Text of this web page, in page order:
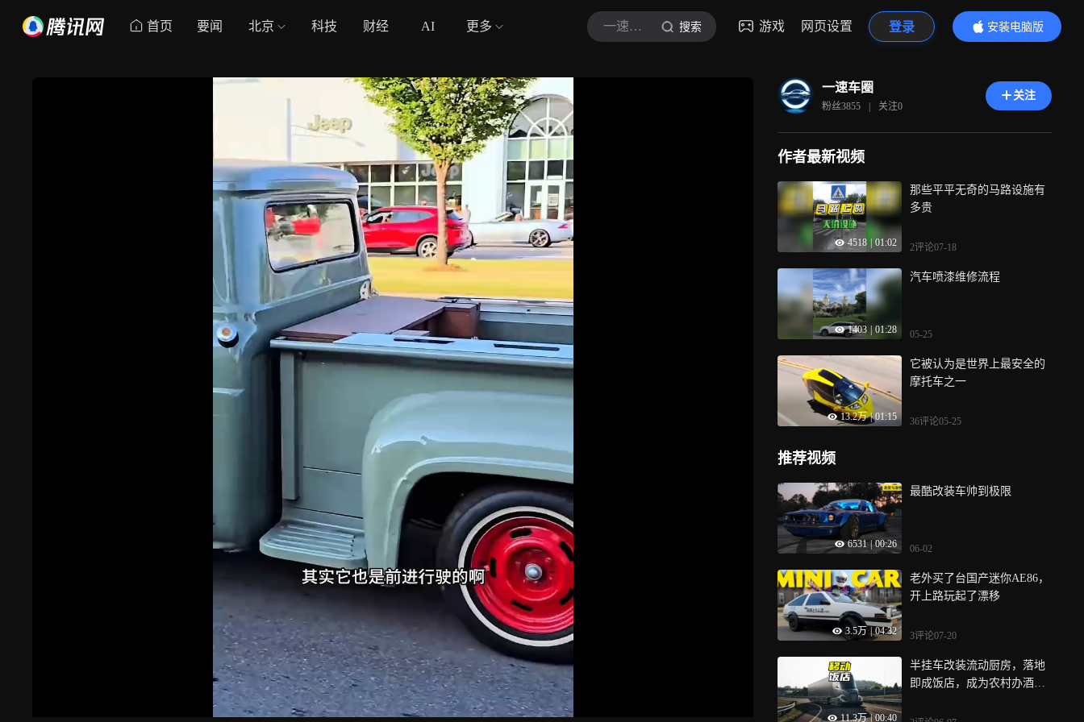
首页 要闻 北京 科技 财经 AI 更多 一速车圈 搜索 游戏 网页设置 登录
安装电脑版
内容更精彩
一速车圈
粉丝3855 | 关注0
关注
作者最新视频
4518 | 01:02
那些平平无奇的马路设施有
多贵
2评论07-18
1403 01:28
汽车喷漆维修流程
05-25
13.2万 | 01:15
它被认为是世界上最安全的
摩托车之一
36评论05-25
推荐视频
6531 | 00:26
最酷改装车帅到极限
06-02
3.5万 | 04:32
老外买了台国产迷你AE86，
开上路玩起了漂移
3评论07-20
11.3万 | 00:40
半挂车改装流动厨房，落地
即成饭店，成为农村办酒席